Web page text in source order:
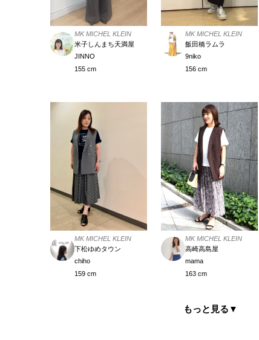
MK MICHEL KLEIN
米子しんまち天満屋
JINNO
155 cm
MK MICHEL KLEIN
飯田橋ラムラ
9niko
156 cm
MK MICHEL KLEIN
下松ゆめタウン
chiho
159 cm
MK MICHEL KLEIN
高崎高島屋
mama
163 cm
もっと見る ▼